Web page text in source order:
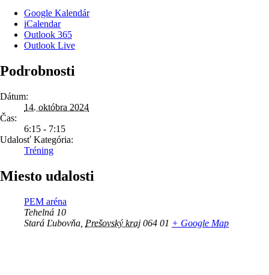
Google Kalendár
iCalendar
Outlook 365
Outlook Live
Podrobnosti
Dátum:
14. októbra 2024
Čas:
6:15 - 7:15
Udalosť Kategória:
Tréning
Miesto udalosti
PEM aréna
Tehelná 10
Stará Ľubovňa Prešovský kraj 064 01 + Google Map